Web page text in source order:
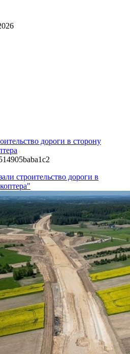
дороги в сторону
строительство дороги в